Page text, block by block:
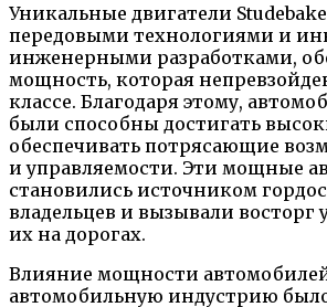
Уникальные двигатели
передовыми технологиями и
инженерными разработками,
мощность, которая
классе. Благодаря этому,
были способны достигать
обеспечивать потрясающие
и управляемости. Эти мощные
становились источником
владельцев и вызывали восторг
их на дорогах.
Влияние мощности
автомобильную индустрию